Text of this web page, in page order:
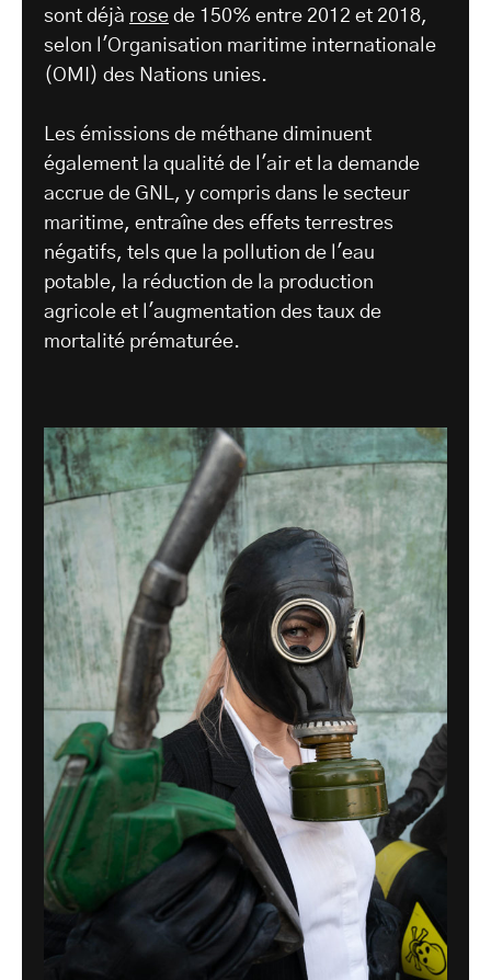
sont déjà rose de 150% entre 2012 et 2018,
selon l'Organisation maritime internationale
(OMI) des Nations unies.
Les émissions de méthane diminuent
également la qualité de l'air et la demande
accrue de GNL, y compris dans le secteur
maritime, entraîne des effets terrestres
négatifs, tels que la pollution de l'eau
potable, la réduction de la production
agricole et l'augmentation des taux de
mortalité prématurée.